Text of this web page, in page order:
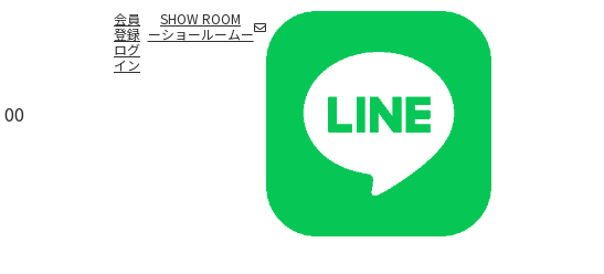
会員
登録
ログ
イン
SHOW ROOM
ーショールームー